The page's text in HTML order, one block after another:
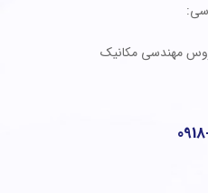
مهندسی مکانیک